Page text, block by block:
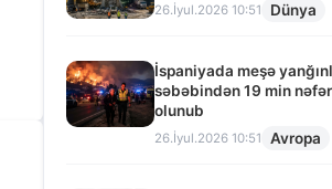
26.İyul.2026 10:51 Dünya
İspaniyada meşə
səbəbindən 19 min
olunub
26.İyul.2026 10:51 Avropa